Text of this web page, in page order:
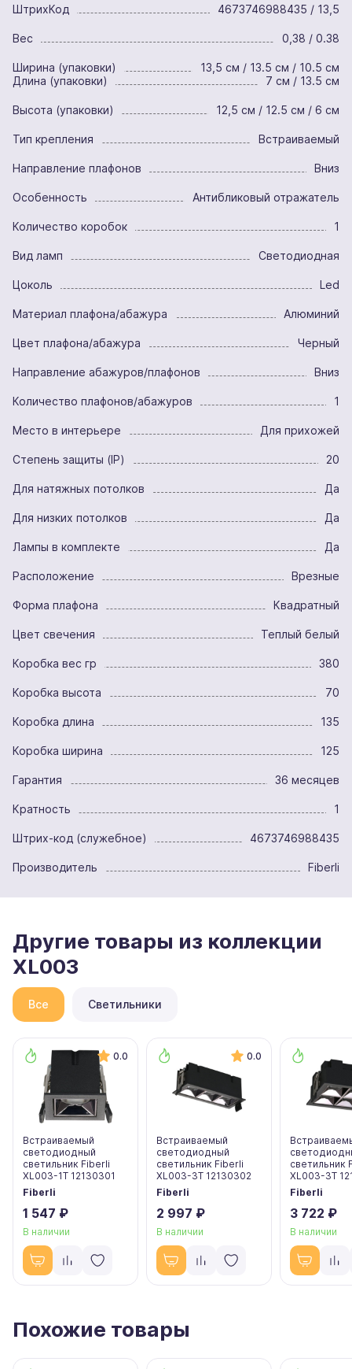
ШтрихКод 4673746988435 / 13,5
Вес 0,38 / 0.38
Ширина (упаковки)
13,5 см / 13.5 см / 10.5 см
Длина (упаковки)
7 см / 13.5 см
Высота (упаковки) 12,5 см / 12.5 см / 6 см
Тип крепления Встраиваемый
Направление плафонов Вниз
Особенность Антибликовый отражатель
Количество коробок 1
Вид ламп Светодиодная
Цоколь Led
Материал плафона/абажура Алюминий
Цвет плафона/абажура Черный
Направление абажуров/плафонов Вниз
Количество плафонов/абажуров 1
Место в интерьере Для прихожей
Степень защиты (IP) 20
Для натяжных потолков Да
Для низких потолков Да
Лампы в комплекте Да
Расположение Врезные
Форма плафона Квадратный
Цвет свечения Теплый белый
Коробка вес гр 380
Коробка высота 70
Коробка длина 135
Коробка ширина 125
Гарантия 36 месяцев
Кратность 1
Штрих-код (служебное) 4673746988435
Производитель Fiberli
Другие товары из коллекции
XL003
Все Светильники
0.0
Встраиваемый
светодиодный
светильник Fiberli
XL003-1T 12130301
Fiberli
1 547 ₽
В наличии
0.0
Встраиваемый
светодиодный
светильник Fiberli
XL003-3T 12130302
Fiberli
2 997 ₽
В наличии
светильник
XL003-3T
Fiberli
3 722 ₽
В наличии
Похожие товары